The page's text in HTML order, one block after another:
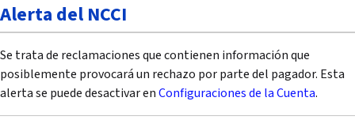
Alerta del NCCI
Se trata de reclamaciones que contienen información que
posiblemente provocará un rechazo por parte del pagador. Esta
alerta se puede desactivar enConfiguraciones de la Cuenta.